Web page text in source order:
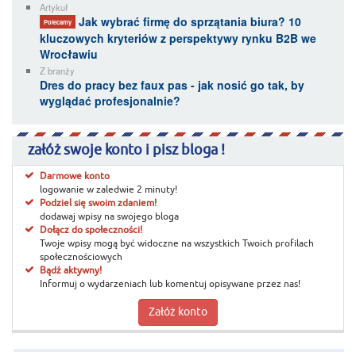
Artykuł
Polecamy
Jak wybrać firmę do sprzątania biura? 10
kluczowych kryteriów z perspektywy rynku B2B we
Wrocławiu
Z branży
Dres do pracy bez faux pas - jak nosić go tak, by
wyglądać profesjonalnie?
załóż swoje konto i pisz bloga !
Darmowe konto
logowanie w zaledwie 2 minuty!
Podziel się swoim zdaniem!
dodawaj wpisy na swojego bloga
Dołącz do społeczności!
Twoje wpisy mogą być widoczne na wszystkich Twoich profilach
społecznościowych
Bądź aktywny!
Informuj o wydarzeniach lub komentuj opisywane przez nas!
Załóż konto